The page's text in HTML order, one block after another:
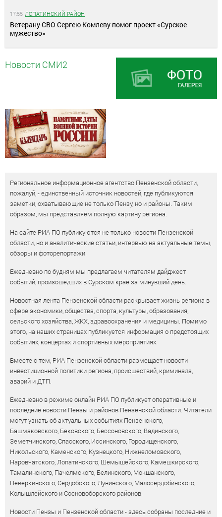
17:55 ЛОПАТИНСКИЙ РАЙОН
Ветерану СВО Сергею Комлеву помог проект «Сурское
мужество»
Новости СМИ2
Региональное информационное агентство Пензенской области,
пожалуй, - единственный источник новостей, где публикуются
заметки, охватывающие не только Пензу, но и районы. Таким
образом, мы представляем полную картину региона.
На сайте РИА ПО публикуются не только новости Пензенской
области, но и аналитические статьи, интервью на актуальные темы,
обзоры и фоторепортажи.
Ежедневно по будням мы предлагаем читателям дайджест
событий, произошедших в Сурском крае за минувший день.
Новостная лента Пензенской области раскрывает жизнь региона в
сфере экономики, общества, спорта, культуры, образования,
сельского хозяйства, ЖКХ, здравоохранения и медицины. Помимо
этого, на наших страницах публикуется информация о предстоящих
событиях, концертах и спортивных мероприятиях.
Вместе с тем, РИА Пензенской области размещает новости
инвестиционной политики региона, происшествий, криминала,
аварий и ДТП.
Ежедневно в режиме онлайн РИА ПО публикует оперативные и
последние новости Пензы и районов Пензенской области. Читатели
могут узнать об актуальных событиях Пензенского,
Башмаковского, Бековского, Бессоновского, Вадинского,
Земетчинского, Спасского, Иссинского, Городищенского,
Никольского, Каменского, Кузнецкого, Нижнеломовского,
Наровчатского, Лопатинского, Шемышейского, Камешкирского,
Тамалинского, Пачелмского, Белинского, Мокшанского,
Неверкинского, Сердобского, Лунинского, Малосердобинского,
Колышлейского и Сосновоборского районов.
Новости Пензы и Пензенской области - здесь собраны последние и